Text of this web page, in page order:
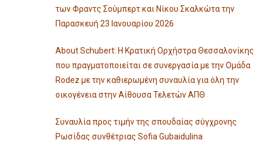
των Φραντς Σούμπερτ και Νίκου Σκαλκώτα την
Παρασκευή 23 Ιανουαρίου 2026
About Schubert: Η Κρατική Ορχήστρα Θεσσαλονίκης
που πραγματοποιείται σε συνεργασία με την Ομάδα
Rodez με την καθιερωμένη συναυλία για όλη την
οικογένεια στην Αίθουσα Τελετών ΑΠΘ
Συναυλία προς τιμήν της σπουδαίας σύγχρονης
Ρωσίδας συνθέτριας Sofia Gubaidulina